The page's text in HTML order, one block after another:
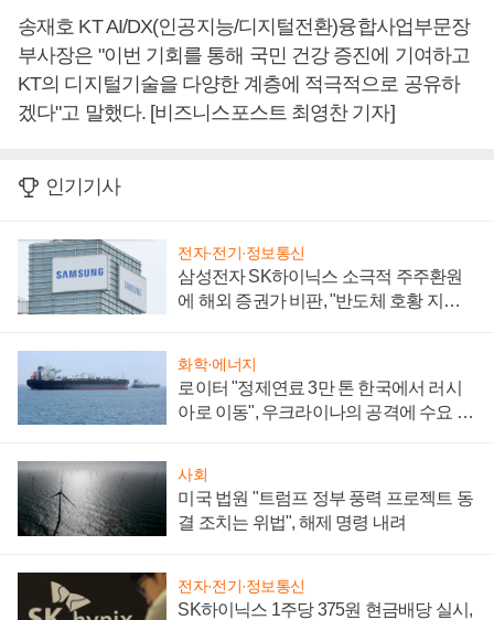
송재호 KT AI/DX(인공지능/디지털전환)융합사업부문장
부사장은 "이번 기회를 통해 국민 건강 증진에 기여하고
KT의 디지털기술을 다양한 계층에 적극적으로 공유하
겠다"고 말했다. [비즈니스포스트 최영찬 기자]
인기기사
전자·전기·정보통신
삼성전자 SK하이닉스 소극적 주주환원
에 해외 증권가 비판, "반도체 호황 지속
화학·에너지
로이터 "정제연료 3만 톤 한국에서 러시
아로 이동", 우크라이나의 공격에 수요 늘
사회
미국 법원 "트럼프 정부 풍력 프로젝트 동
결 조치는 위법", 해제 명령 내려
전자·전기·정보통신
SK하이닉스 1주당 375원 현금배당 실시,